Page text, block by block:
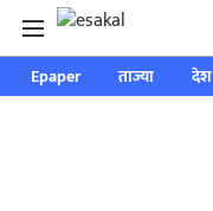
Epaper ताज्या देश